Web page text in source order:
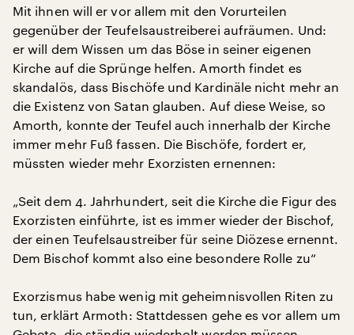
Mit ihnen will er vor allem mit den Vorurteilen
gegenüber der Teufelsaustreiberei aufräumen. Und:
er will dem Wissen um das Böse in seiner eigenen
Kirche auf die Sprünge helfen. Amorth findet es
skandalös, dass Bischöfe und Kardinäle nicht mehr an
die Existenz von Satan glauben. Auf diese Weise, so
Amorth, konnte der Teufel auch innerhalb der Kirche
immer mehr Fuß fassen. Die Bischöfe, fordert er,
müssten wieder mehr Exorzisten ernennen:
„Seit dem 4. Jahrhundert, seit die Kirche die Figur des
Exorzisten einführte, ist es immer wieder der Bischof,
der einen Teufelsaustreiber für seine Diözese ernennt.
Dem Bischof kommt also eine besondere Rolle zu“
Exorzismus habe wenig mit geheimnisvollen Riten zu
tun, erklärt Armoth: Stattdessen gehe es vor allem um